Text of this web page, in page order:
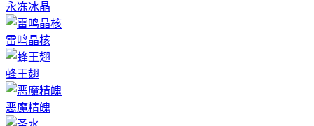
永冻冰晶
雷鸣晶核
蜂王翅
恶魔精魄